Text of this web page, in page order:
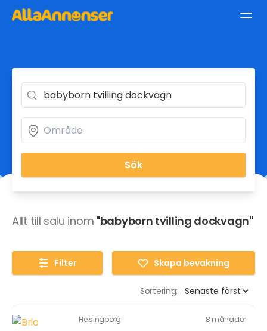
Sök
Allt till salu inom "babyborn tvilling dockvagn"
Filter Skapa bevakning
Sortering:
Helsingborg 8 månader